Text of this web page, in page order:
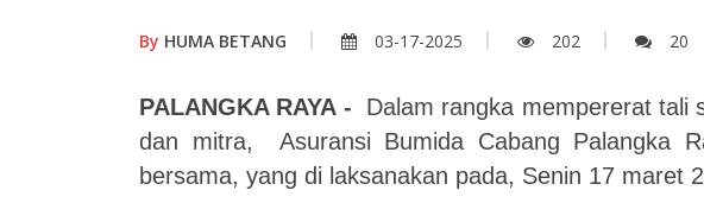
By HUMA BETANG 03-17-2025 202 20
PALANGKA RAYA -
Dalam rangka mempererat tali
dan mitra, Asuransi Bumida Cabang Palangka
bersama, yang di laksanakan pada, Senin 17 maret